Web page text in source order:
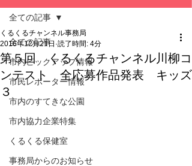
全ての記事
市内ピックアップ情報
市民レポーター情報
市内のすてきな公園
市内協力企業特集
くるくる保健室
事務局からのお知らせ
全ての記事
第５回 くるくるチャンネル川柳コ
ンテスト 全応募作品発表 キッズ
３
くるくるチャンネル事務局
2016年12月21日 読了時間: 4分